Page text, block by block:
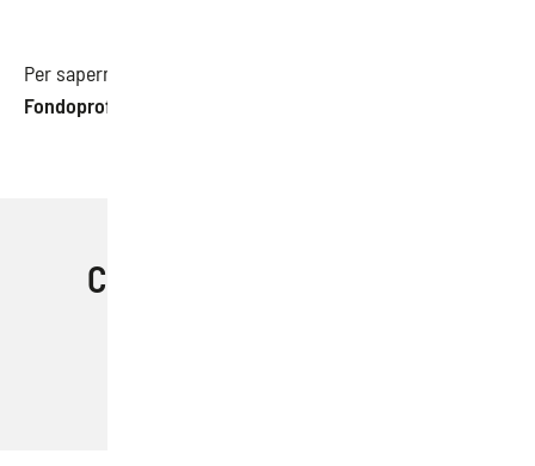
Per saperne di più, consulta la nostra scheda informativa:
Fondoprofessioni Avviso 07/22
Condividi questo articolo